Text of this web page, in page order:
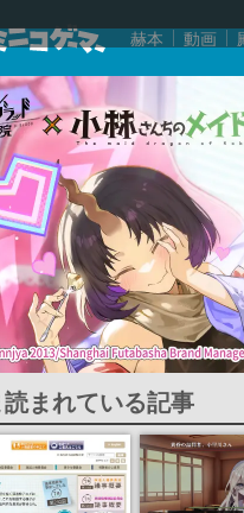
赫本 動画
まれている記事